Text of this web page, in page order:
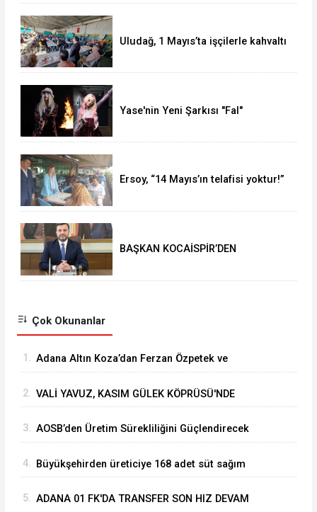
Uludağ, 1 Mayıs’ta işçilerle kahvaltı
Yase'nin Yeni Şarkısı "Fal"
Ersoy, “14 Mayıs’ın telafisi yoktur!”
BAŞKAN KOCAİSPİR’DEN
Çok Okunanlar
1. Adana Altın Koza’dan Ferzan Özpetek ve
2. VALİ YAVUZ, KASIM GÜLEK KÖPRÜSÜ'NDE
3. ⁠AOSB’den Üretim Sürekliliğini Güçlendirecek
4. Büyükşehirden üreticiye 168 adet süt sağım
5. ADANA 01 FK'DA TRANSFER SON HIZ DEVAM